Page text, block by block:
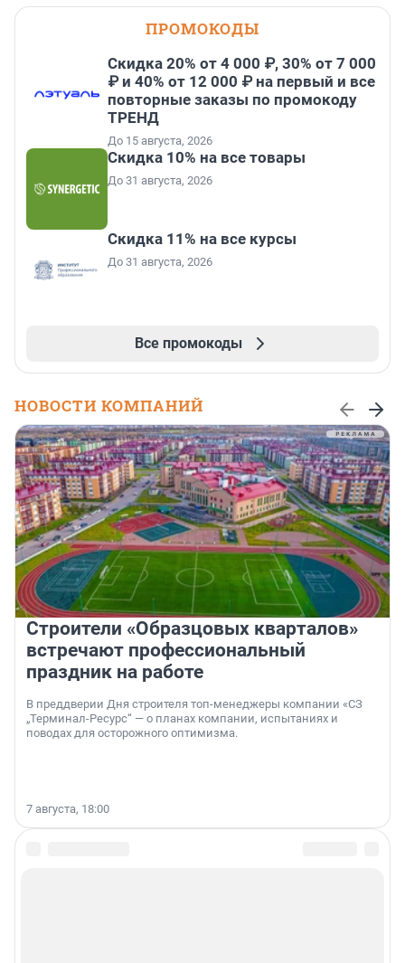
ПРОМОКОДЫ
Скидка 20% от 4 000 ₽, 30% от 7 000
₽ и 40% от 12 000 ₽ на первый и все
повторные заказы по промокоду
ТРЕНД
До 15 августа, 2026
Скидка 10% на все товары
До 31 августа, 2026
Скидка 11% на все курсы
До 31 августа, 2026
Все промокоды
НОВОСТИ КОМПАНИЙ
Строители «Образцовых кварталов»
встречают профессиональный
праздник на работе
В преддверии Дня строителя топ-менеджеры компании «СЗ
„Терминал-Ресурс“ — о планах компании, испытаниях и
поводах для осторожного оптимизма.
7 августа, 18:00